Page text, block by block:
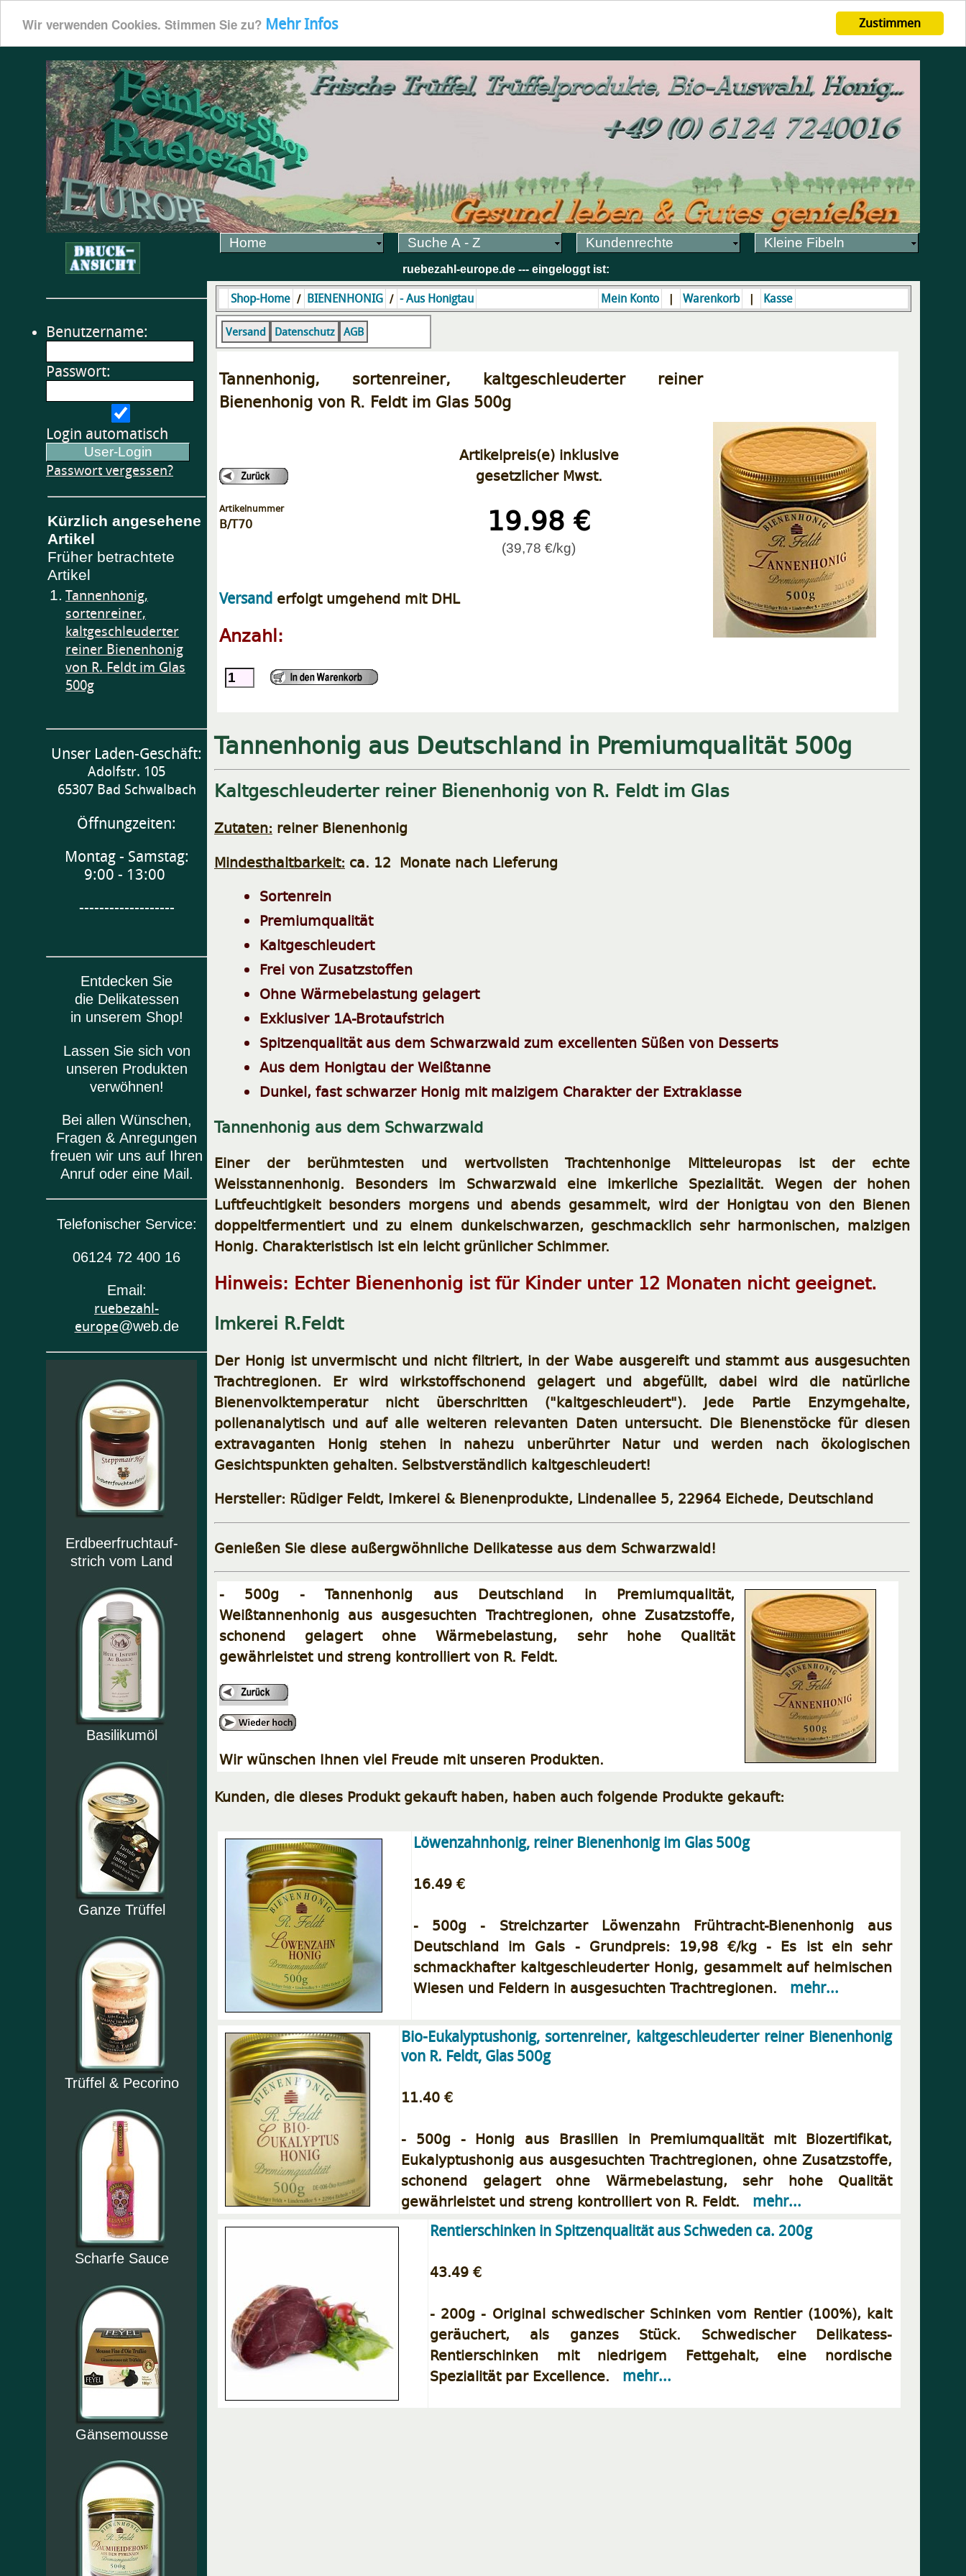
Zustimmen
Wir verwenden Cookies. Stimmen Sie zu? Mehr Infos
Home Suche A - Z Kundenrechte Kleine Fibeln
ruebezahl-europe.de --- eingeloggt ist:
Benutzername:
Passwort:
Login automatisch
Passwort vergessen?
Kürzlich angesehene
Artikel
Früher betrachtete
Artikel
1. Tannenhonig,
sortenreiner,
kaltgeschleuderter
reiner Bienenhonig
von R. Feldt im Glas
500g
Unser Laden-Geschäft:
Adolfstr. 105
65307 Bad Schwalbach
Öffnungzeiten:
Montag - Samstag:
9:00 - 13:00
-------------------
Entdecken Sie
die Delikatessen
in unserem Shop!
Lassen Sie sich von
unseren Produkten
verwöhnen!
Bei allen Wünschen,
Fragen & Anregungen
freuen wir uns auf Ihren
Anruf oder eine Mail.
Telefonischer Service:
06124 72 400 16
Email:
ruebezahl-
europe@web.de
Erdbeerfruchtauf-
strich vom Land
Basilikumöl
Ganze Trüffel
Trüffel & Pecorino
Scharfe Sauce
Gänsemousse
Shop-Home / BIENENHONIG / - Aus Honigtau Mein Konto | Warenkorb | Kasse
Versand Datenschutz AGB
Tannenhonig, sortenreiner, kaltgeschleuderter reiner
Bienenhonig von R. Feldt im Glas 500g
Artikelnummer
B/T70
Artikelpreis(e) inklusive
gesetzlicher Mwst.
19.98 €
(39,78 €/kg)
Versand erfolgt umgehend mit DHL
Anzahl:
Tannenhonig aus Deutschland in Premiumqualität 500g
Kaltgeschleuderter reiner Bienenhonig von R. Feldt im Glas
Zutaten: reiner Bienenhonig
Mindesthaltbarkeit: ca. 12 Monate nach Lieferung
Sortenrein
Premiumqualität
Kaltgeschleudert
Frei von Zusatzstoffen
Ohne Wärmebelastung gelagert
Exklusiver 1A-Brotaufstrich
Spitzenqualität aus dem Schwarzwald zum excellenten Süßen von Desserts
Aus dem Honigtau der Weißtanne
Dunkel, fast schwarzer Honig mit malzigem Charakter der Extraklasse
Tannenhonig aus dem Schwarzwald
Einer der berühmtesten und wertvollsten Trachtenhonige Mitteleuropas ist der echte
Weisstannenhonig. Besonders im Schwarzwald eine imkerliche Spezialität. Wegen der hohen
Luftfeuchtigkeit besonders morgens und abends gesammelt, wird der Honigtau von den Bienen
doppeltfermentiert und zu einem dunkelschwarzen, geschmacklich sehr harmonischen, malzigen
Honig. Charakteristisch ist ein leicht grünlicher Schimmer.
Hinweis: Echter Bienenhonig ist für Kinder unter 12 Monaten nicht geeignet.
Imkerei R.Feldt
Der Honig ist unvermischt und nicht filtriert, in der Wabe ausgereift und stammt aus ausgesuchten
Trachtregionen. Er wird wirkstoffschonend gelagert und abgefüllt, dabei wird die natürliche
Bienenvolktemperatur nicht überschritten ("kaltgeschleudert"). Jede Partie Enzymgehalte,
pollenanalytisch und auf alle weiteren relevanten Daten untersucht. Die Bienenstöcke für diesen
extravaganten Honig stehen in nahezu unberührter Natur und werden nach ökologischen
Gesichtspunkten gehalten. Selbstverständlich kaltgeschleudert!
Hersteller: Rüdiger Feldt, Imkerei & Bienenprodukte, Lindenallee 5, 22964 Eichede, Deutschland
Genießen Sie diese außergwöhnliche Delikatesse aus dem Schwarzwald!
- 500g - Tannenhonig aus Deutschland in Premiumqualität,
Weißtannenhonig aus ausgesuchten Trachtregionen, ohne Zusatzstoffe,
schonend gelagert ohne Wärmebelastung, sehr hohe Qualität
gewährleistet und streng kontrolliert von R. Feldt.
Wir wünschen Ihnen viel Freude mit unseren Produkten.
Kunden, die dieses Produkt gekauft haben, haben auch folgende Produkte gekauft:
Löwenzahnhonig, reiner Bienenhonig im Glas 500g
16.49 €
- 500g - Streichzarter Löwenzahn Frühtracht-Bienenhonig aus
Deutschland im Gals - Grundpreis: 19,98 €/kg - Es ist ein sehr
schmackhafter kaltgeschleuderter Honig, gesammelt auf heimischen
Wiesen und Feldern in ausgesuchten Trachtregionen.
mehr...
Bio-Eukalyptushonig, sortenreiner, kaltgeschleuderter reiner Bienenhonig
von R. Feldt, Glas 500g
11.40 €
- 500g - Honig aus Brasilien in Premiumqualität mit Biozertifikat,
Eukalyptushonig aus ausgesuchten Trachtregionen, ohne Zusatzstoffe,
schonend gelagert ohne Wärmebelastung, sehr hohe Qualität
gewährleistet und streng kontrolliert von R. Feldt.
mehr...
Rentierschinken in Spitzenqualität aus Schweden ca. 200g
43.49 €
- 200g - Original schwedischer Schinken vom Rentier (100%), kalt
geräuchert, als ganzes Stück. Schwedischer Delikatess-
Rentierschinken mit niedrigem Fettgehalt, eine nordische
Spezialität par Excellence.
mehr...